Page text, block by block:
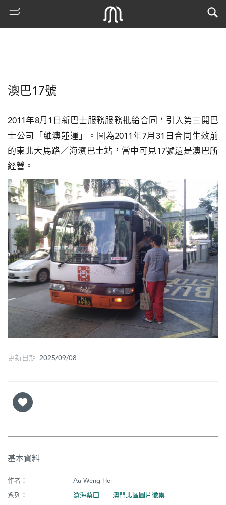
門
搜
索
古
圖
媽
閣
寺
廟
巴
澳巴17號
2011年8月1日新巴士服務服務批給合同，引入第三開巴
士公司「維澳蓮運」。圖為2011年7月31日合同生效前
的東北大馬路／海濱巴士站，當中可見17號還是澳巴所
經營。
更新日期 2025/09/08
基本資料
作者：
Au Weng Hei
系列：
滄海桑田──澳門北區圖片徵集